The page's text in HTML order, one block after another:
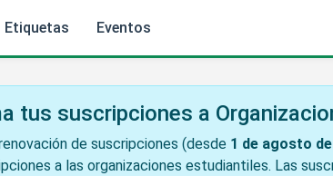
Etiquetas Eventos
tus suscripciones a
de suscripciones (desde 1 de agosto
a las organizaciones estudiantiles. Las